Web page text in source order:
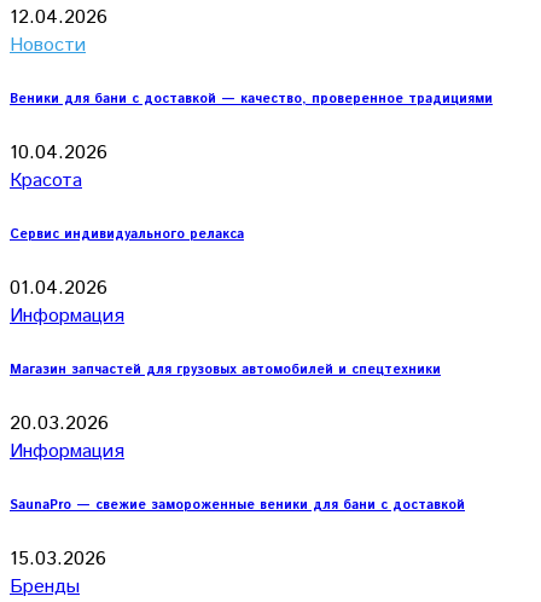
12.04.2026
Новости
Веники для бани с доставкой — качество, проверенное традициями
10.04.2026
Красота
Сервис индивидуального релакса
01.04.2026
Информация
Магазин запчастей для грузовых автомобилей и спецтехники
20.03.2026
Информация
SaunaPro — свежие замороженные веники для бани с доставкой
15.03.2026
Бренды